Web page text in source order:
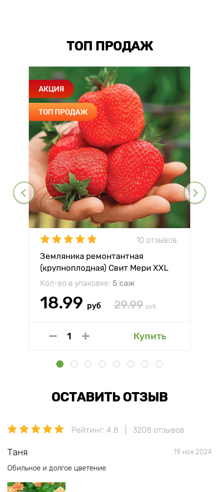
ТОП ПРОДАЖ
АКЦИЯ
ТОП ПРОДАЖ
10 отзывов
Земляника ремонтантная
(крупноплодная) Свит Мери XXL
Кол-во в упаковке: 5 саж
18.99 руб 29.99 руб
Купить
ОСТАВИТЬ ОТЗЫВ
Рейтинг: 4.8 3208 отзывов
Таня 19 ноя 2024
Обильное и долгое цветение